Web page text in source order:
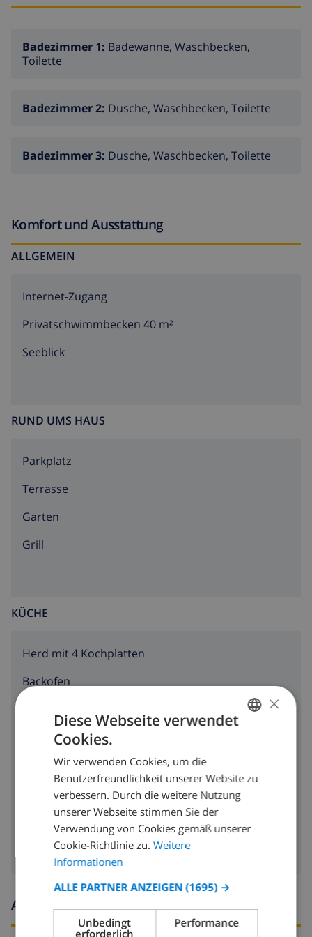
Badezimmer 1: Badewanne, Waschbecken,
Toilette
Badezimmer 2: Dusche, Waschbecken, Toilette
Badezimmer 3: Dusche, Waschbecken, Toilette
Komfort und Ausstattung
ALLGEMEIN
Internet-Zugang
Privatschwimmbecken 40 m²
Seeblick
RUND UMS HAUS
Parkplatz
Terrasse
Garten
Grill
KÜCHE
Herd mit 4 Kochplatten
Backofen
Kühlschrank
Toaster
Geschirrspülmaschine
Waschmaschine
Ankunfts- und abfahrtszeiten
DUTCH
SPANISH
GERMAN
ITALIAN
NORWEGIAN
×
Diese Webseite verwendet
Cookies.
Wir verwenden Cookies, um die
Benutzerfreundlichkeit unserer Website zu
verbessern. Durch die weitere Nutzung
unserer Webseite stimmen Sie der
Verwendung von Cookies gemäß unserer
Cookie-Richtlinie zu. Weitere
Informationen
ALLE PARTNER ANZEIGEN (1695) →
Unbedingt
erforderlich
Performance